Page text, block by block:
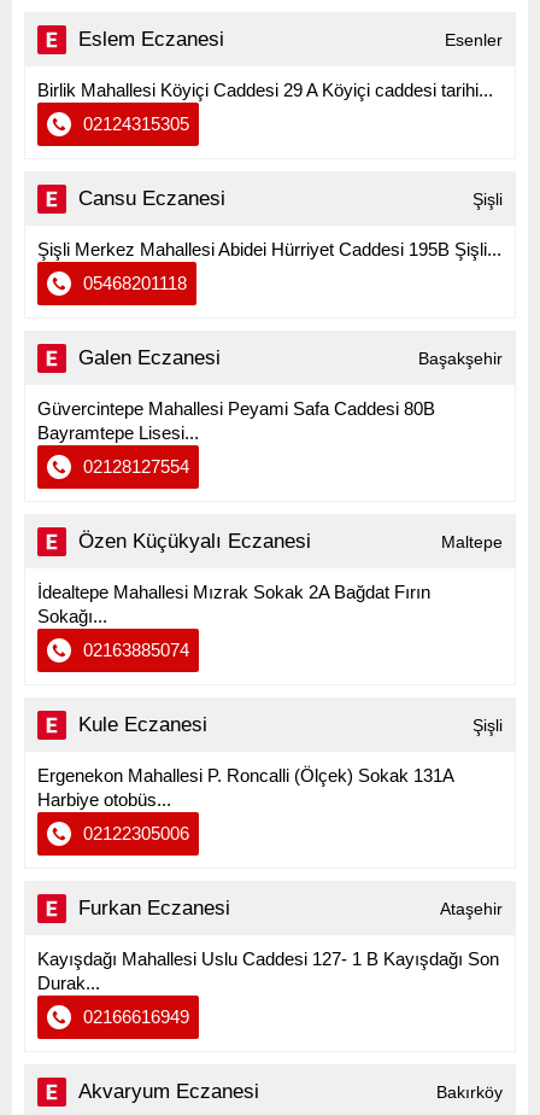
Eslem Eczanesi Esenler
Birlik Mahallesi Köyiçi Caddesi 29 A Köyiçi caddesi tarihi...
02124315305
Cansu Eczanesi Şişli
Şişli Merkez Mahallesi Abidei Hürriyet Caddesi 195B Şişli...
05468201118
Galen Eczanesi Başakşehir
Güvercintepe Mahallesi Peyami Safa Caddesi 80B
Bayramtepe Lisesi...
02128127554
Özen Küçükyalı Eczanesi Maltepe
İdealtepe Mahallesi Mızrak Sokak 2A Bağdat Fırın
Sokağı...
02163885074
Kule Eczanesi Şişli
Ergenekon Mahallesi P. Roncalli (Ölçek) Sokak 131A
Harbiye otobüs...
02122305006
Furkan Eczanesi Ataşehir
Kayışdağı Mahallesi Uslu Caddesi 127- 1 B Kayışdağı Son
Durak...
02166616949
Akvaryum Eczanesi Bakırköy